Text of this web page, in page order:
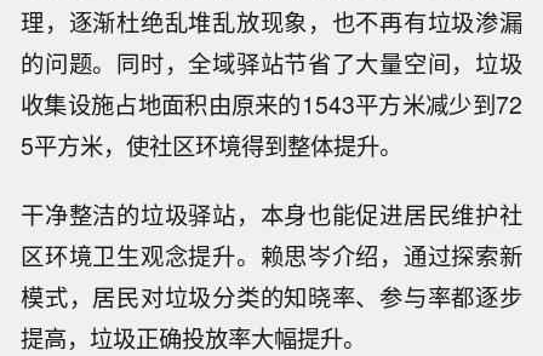
理，逐渐杜绝乱堆乱放现象，也不再有垃圾渗漏
的问题。同时，全域驿站节省了大量空间，垃圾
收集设施占地面积由原来的1543平方米减少到72
5平方米，使社区环境得到整体提升。
干净整洁的垃圾驿站，本身也能促进居民维护社
区环境卫生观念提升。赖思岑介绍，通过探索新
模式，居民对垃圾分类的知晓率、参与率都逐步
提高，垃圾正确投放率大幅提升。